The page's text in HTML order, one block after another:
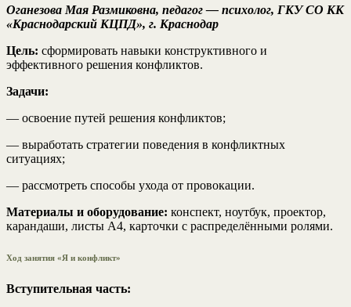
Оганезова Мая Размиковна, педагог — психолог, ГКУ СО КК
«Краснодарский КЦПД», г. Краснодар
Цель: сформировать навыки конструктивного и
эффективного решения конфликтов.
Задачи:
— освоение путей решения конфликтов;
— выработать стратегии поведения в конфликтных
ситуациях;
— рассмотреть способы ухода от провокации.
Материалы и оборудование: конспект, ноутбук, проектор,
карандаши, листы А4, карточки с распределёнными ролями.
Ход занятия «Я и конфликт»
Вступительная часть: